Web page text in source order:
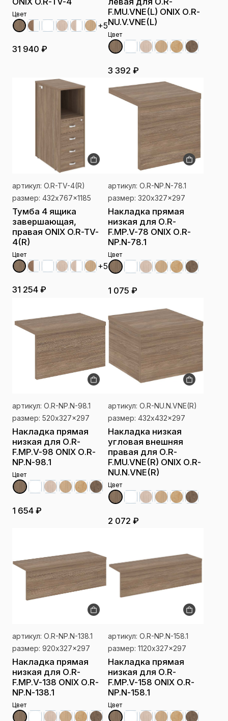
Цвет
+5
31 940 ₽
F.MU.VNE(L) ONIX О.R-
NU.V.VNE(L)
Цвет
3 392 ₽
артикул: O.R-TV-4(R)
размер: 432x767x1185
Тумба 4 ящика
завершающая,
правая ONIX O.R-TV-
4(R)
Цвет
+5
31 254 ₽
артикул: О.R-NP.N-78.1
размер: 320x327x297
Накладка прямая
низкая для О.R-
F.MP.V-78 ONIX О.R-
NP.N-78.1
Цвет
1 075 ₽
артикул: О.R-NP.N-98.1
размер: 520x327x297
Накладка прямая
низкая для О.R-
F.MP.V-98 ONIX О.R-
NP.N-98.1
Цвет
1 654 ₽
артикул: О.R-NU.N.VNE(R)
размер: 432x432x297
Накладка низкая
угловая внешняя
правая для О.R-
F.MU.VNE(R) ONIX О.R-
NU.N.VNE(R)
Цвет
2 072 ₽
артикул: О.R-NP.N-138.1
размер: 920x327x297
Накладка прямая
низкая для О.R-
F.MP.V-138 ONIX О.R-
NP.N-138.1
Цвет
артикул: О.R-NP.N-158.1
размер: 1120x327x297
Накладка прямая
низкая для О.R-
F.MP.V-158 ONIX О.R-
NP.N-158.1
Цвет